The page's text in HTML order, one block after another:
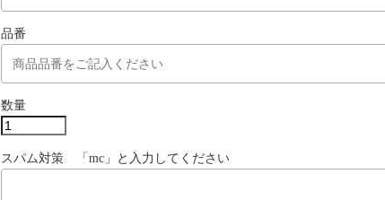
品番
数量
スパム対策 「mc」と入力してください